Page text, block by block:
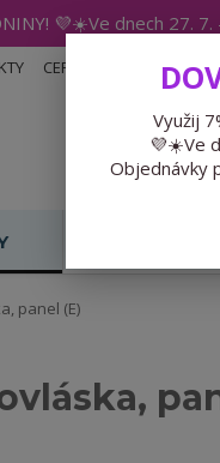
💜☀️Ve dnech
CERTIFIKÁTY BLOG
panel (E)
Využij
💜☀️Ve
Objednávky